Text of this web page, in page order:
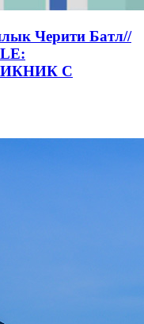
Черити Батл//
С